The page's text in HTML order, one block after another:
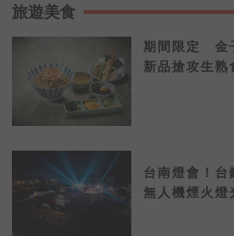
頁仲有得拎期間限定coupon，食東瀛鹽
http://bit.ly/KFCGrilledjpcoupon19 )
旅遊美食
期間限定 金
新品搶攻生熟
台南燈會！
無人機煙火燈